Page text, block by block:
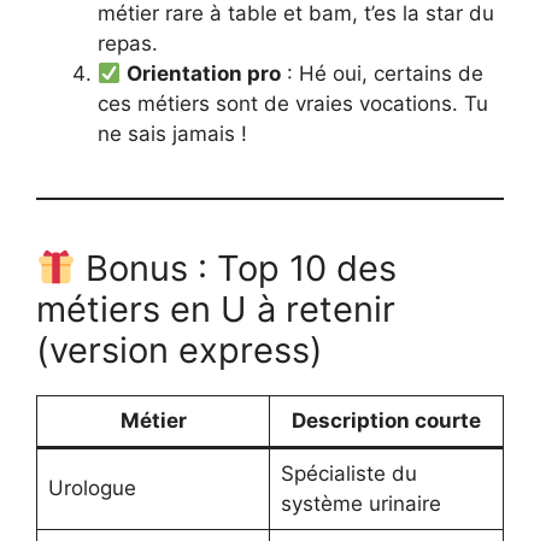
métier rare à table et bam, t’es la star du
repas.
Orientation pro : Hé oui, certains de
ces métiers sont de vraies vocations. Tu
ne sais jamais !
Bonus : Top 10 des
métiers en U à retenir
(version express)
Métier Description courte
Urologue
Spécialiste du
système urinaire